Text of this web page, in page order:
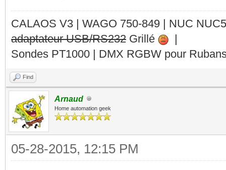
CALAOS V3 | WAGO 750-849 | NUC
adaptateur USB/RS232 Grillé
|
Sondes PT1000 | DMX RGBW pour
Find
Arnaud
Home automation geek
05-28-2015, 12:15 PM